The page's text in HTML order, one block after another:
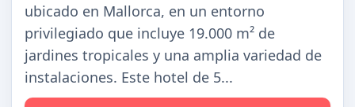
ubicado en Mallorca, en un entorno
privilegiado que incluye 19.000 m² de
jardines tropicales y una amplia variedad de
instalaciones. Este hotel de 5...